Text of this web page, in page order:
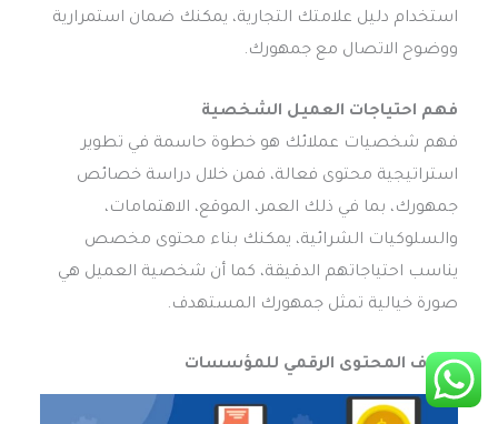
استخدام دليل علامتك التجارية، يمكنك ضمان استمرارية
ووضوح الاتصال مع جمهورك.
فهم احتياجات العميل الشخصية
فهم شخصيات عملائك هو خطوة حاسمة في تطوير
استراتيجية محتوى فعالة، فمن خلال دراسة خصائص
جمهورك، بما في ذلك العمر، الموقع، الاهتمامات،
والسلوكيات الشرائية، يمكنك بناء محتوى مخصص
يناسب احتياجاتهم الدقيقة، كما أن شخصية العميل هي
صورة خيالية تمثل جمهورك المستهدف.
أهداف المحتوى الرقمي للمؤسسات